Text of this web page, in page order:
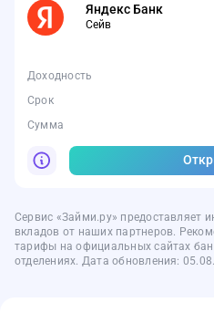
Яндекс Банк
Сейв
Доходность
Срок
Сумма
Сервис «Займи.ру» предоставляет
вкладов от наших партнеров.
тарифы на официальных сайтах
отделениях. Дата обновления: